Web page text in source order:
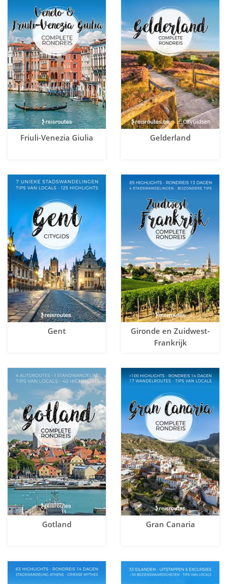
Friuli-Venezia Giulia Gelderland
Gent
Gironde en Zuidwest-
Frankrijk
Gotland Gran Canaria